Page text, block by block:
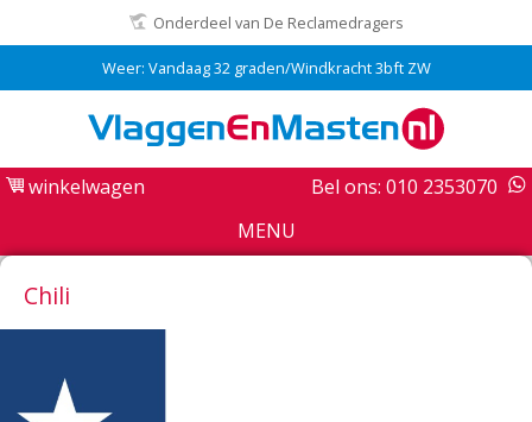
Onderdeel van De Reclamedragers
Weer: Vandaag 32 graden/Windkracht 3bft ZW
winkelwagen
Bel ons: 010 2353070
MENU
Chili